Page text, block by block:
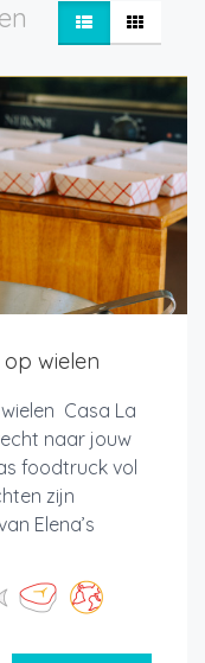
wielen
Casa La
naar jouw
foodtruck vol
zijn
Elena’s